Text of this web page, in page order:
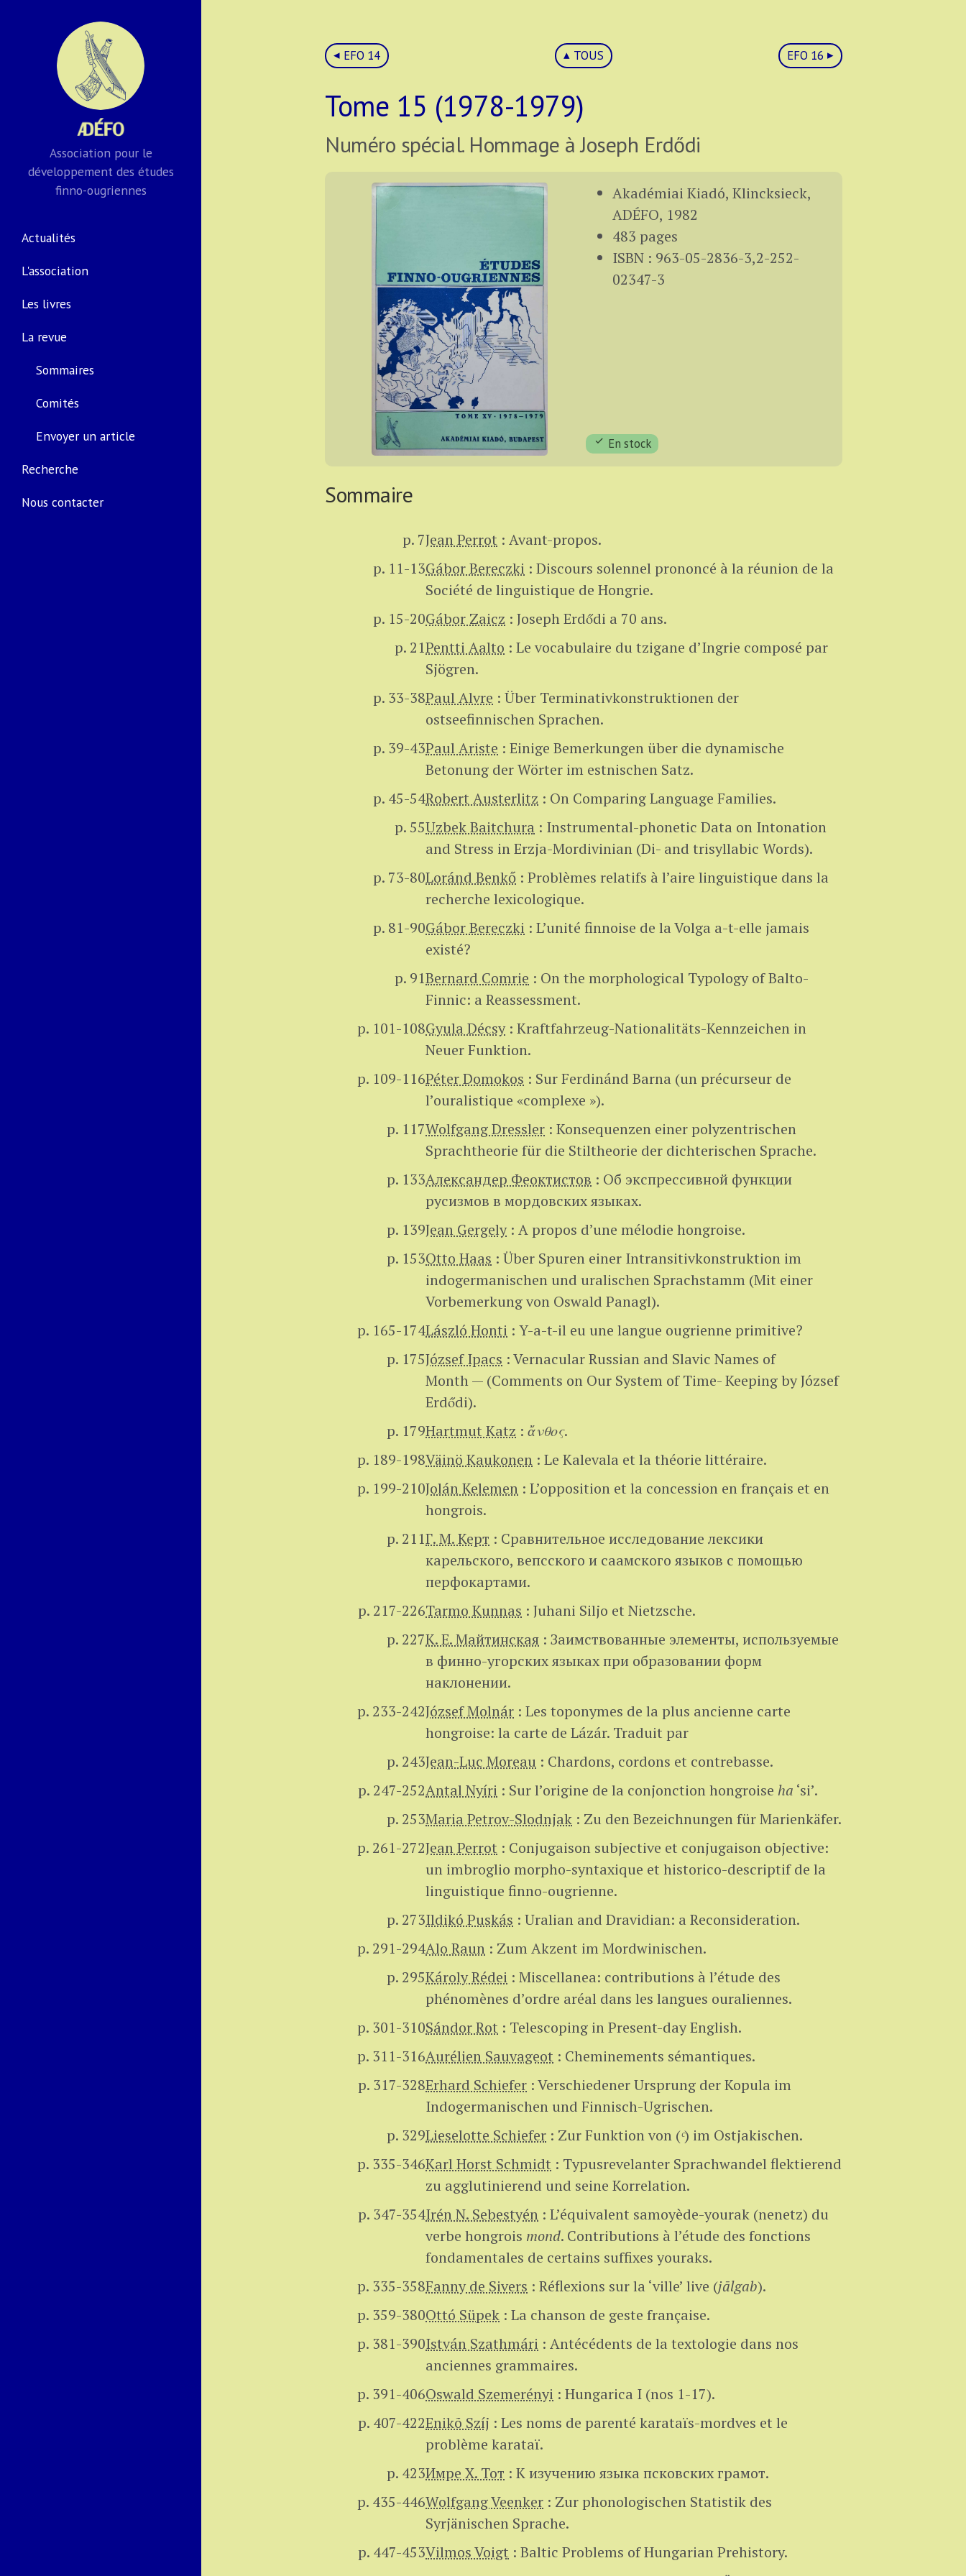
Association pour le
développement des études
finno-ougriennes
Actualités
L'association
Les livres
La revue
Sommaires
Comités
Envoyer un article
Recherche
Nous contacter
EFO 14 TOUS EFO 16
Tome 15 (1978-1979)
Numéro spécial. Hommage à Joseph Erdődi
Akadémiai Kiadó, Klincksieck,
ADÉFO, 1982
483 pages
ISBN : 963-05-2836-3,2-252-
02347-3
En stock
Sommaire
p. 7Jean Perrot : Avant-propos.
p. 11-13Gábor Bereczki : Discours solennel prononcé à la réunion de la
Société de linguistique de Hongrie.
p. 15-20Gábor Zaicz : Joseph Erdődi a 70 ans.
p. 21Pentti Aalto : Le vocabulaire du tzigane d’Ingrie composé par
Sjögren.
p. 33-38Paul Alvre : Über Terminativkonstruktionen der
ostseefinnischen Sprachen.
p. 39-43Paul Ariste : Einige Bemerkungen über die dynamische
Betonung der Wörter im estnischen Satz.
p. 45-54Robert Austerlitz : On Comparing Language Families.
p. 55Uzbek Baitchura : Instrumental-phonetic Data on Intonation
and Stress in Erzja-Mordivinian (Di- and trisyllabic Words).
p. 73-80Loránd Benkő : Problèmes relatifs à l’aire linguistique dans la
recherche lexicologique.
p. 81-90Gábor Bereczki : L’unité finnoise de la Volga a-t-elle jamais
existé?
p. 91Bernard Comrie : On the morphological Typology of Balto-
Finnic: a Reassessment.
p. 101-108Gyula Décsy: Kraftfahrzeug-Nationalitäts-Kennzeichen in
Neuer Funktion.
p. 109-116Péter Domokos : Sur Ferdinánd Barna (un précurseur de
l’ouralistique «complexe »).
p. 117Wolfgang Dressler : Konsequenzen einer polyzentrischen
Sprachtheorie für die Stiltheorie der dichterischen Sprache.
p. 133Александер Феоктистов : Об экспрессивной функции
русизмов в мордовских языках.
p. 139Jean Gergely: A propos d’une mélodie hongroise.
p. 153Otto Haas : Über Spuren einer Intransitivkonstruktion im
indogermanischen und uralischen Sprachstamm (Mit einer
Vorbemerkung von Oswald Panagl).
p. 165-174László Honti : Y-a-t-il eu une langue ougrienne primitive?
p. 175József Ipacs :Vernacular Russian and Slavic Names of
Month — (Comments on Our System of Time- Keeping by József
Erdődi).
p. 179Hartmut Katz : ἄνθος.
p. 189-198Väinö Kaukonen : Le Kalevala et la théorie littéraire.
p. 199-210Jolán Kelemen : L’opposition et la concession en français et en
hongrois.
p. 211Г. М. Керт : Сравнительное исследование лексики
карельского, вепсского и саамского языков с помощью
перфокартами.
p. 217-226Tarmo Kunnas : Juhani Siljo et Nietzsche.
p. 227К. Е. Майтинская : Заимствованные элементы, используемые
в финно-угорских языках при образовании форм
наклонении.
p. 233-242József Molnár : Les toponymes de la plus ancienne carte
hongroise: la carte de Lázár. Traduit par
p. 243Jean-Luc Moreau : Chardons, cordons et contrebasse.
p. 247-252Antal Nyíri : Sur l’origine de la conjonction hongroise ha ‘si’.
p. 253Maria Petrov-Slodnjak : Zu den Bezeichnungen für Marienkäfer.
p. 261-272Jean Perrot : Conjugaison subjective et conjugaison objective:
un imbroglio morpho-syntaxique et historico-descriptif de la
linguistique finno-ougrienne.
p. 273Ildikó Puskás : Uralian and Dravidian: a Reconsideration.
p. 291-294Alo Raun : Zum Akzent im Mordwinischen.
p. 295Károly Rédei : Miscellanea: contributions à l’étude des
phénomènes d’ordre aréal dans les langues ouraliennes.
p. 301-310Sándor Rot : Telescoping in Present-day English.
p. 311-316Aurélien Sauvageot : Cheminements sémantiques.
p. 317-328Erhard Schiefer :Verschiedener Ursprung der Kopula im
Indogermanischen und Finnisch-Ugrischen.
p. 329Lieselotte Schiefer : Zur Funktion von (ᶜ) im Ostjakischen.
p. 335-346Karl Horst Schmidt : Typusrevelanter Sprachwandel flektierend
zu agglutinierend und seine Korrelation.
p. 347-354Irén N. Sebestyén : L’équivalent samoyède-yourak (nenetz) du
verbe hongrois mond. Contributions à l’étude des fonctions
fondamentales de certains suffixes youraks.
p. 335-358Fanny de Sivers : Réflexions sur la ‘ville’ live (jālgab).
p. 359-380Ottó Süpek : La chanson de geste française.
p. 381-390István Szathmári : Antécédents de la textologie dans nos
anciennes grammaires.
p. 391-406Oswald Szemerényi : Hungarica I (nos 1-17).
p. 407-422Enikõ Szíj : Les noms de parenté karataïs-mordves et le
problème karataï.
p. 423Имре Х. Тот : К изучению языка псковских грамот.
p. 435-446Wolfgang Veenker : Zur phonologischen Statistik des
Syrjänischen Sprache.
p. 447-453Vilmos Voigt : Baltic Problems of Hungarian Prehistory.